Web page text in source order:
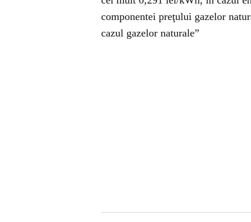
componentei preţului gazelor
cazul gazelor naturale”